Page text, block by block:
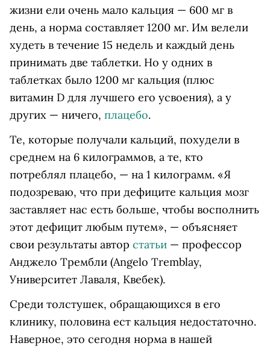
жизни ели очень мало кальция — 600 мг в
день, а норма составляет 1200 мг. Им велели
худеть в течение 15 недель и каждый день
принимать две таблетки. Но у одних в
таблетках было 1200 мг кальция (плюс
витамин D для лучшего его усвоения), а у
других — ничего, плацебо.
Те, которые получали кальций, похудели в
среднем на 6 килограммов, а те, кто
потреблял плацебо, — на 1 килограмм. «Я
подозреваю, что при дефиците кальция мозг
заставляет нас есть больше, чтобы восполнить
этот дефицит любым путем», — объясняет
свои результаты автор статьи — профессор
Анджело Трембли (Angelo Tremblay,
Университет Лаваля, Квебек).
Среди толстушек, обращающихся в его
клинику, половина ест кальция недостаточно.
Наверное, это сегодня норма в нашей